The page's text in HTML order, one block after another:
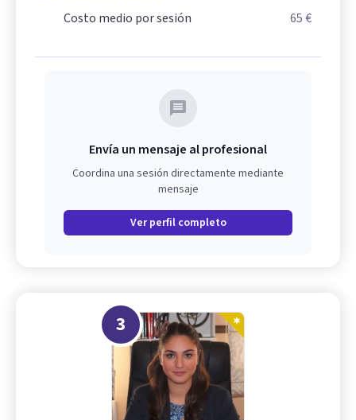
Costo medio por sesión
65 €
Envía un mensaje al profesional
Coordina una sesión directamente mediante
mensaje
Ver perfil completo
3